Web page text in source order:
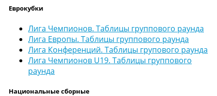
Еврокубки
Лига Чемпионов. Таблицы группового раунда
Лига Европы. Таблицы группового раунда
Лига Конференций. Таблицы групового раунда
Лига Чемпионов U19. Таблицы группового
раунда
Национальные сборные